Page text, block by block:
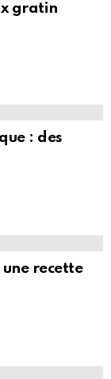
gratin
: des
recette